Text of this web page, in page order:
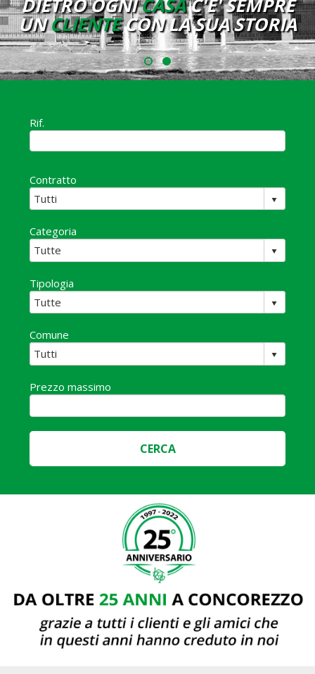
UNCLIENTECON LA SUA STORIA
Rif.
Contratto
Categoria
Tipologia
Comune
Prezzo massimo